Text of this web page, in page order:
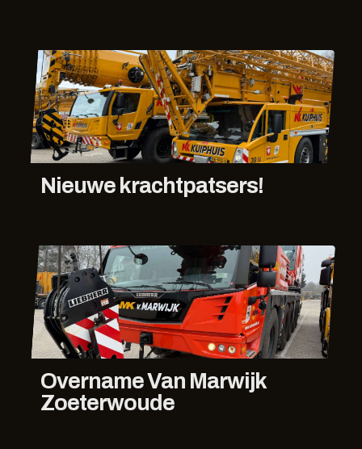
Nieuwe krachtpatsers!
Overname Van Marwijk
Zoeterwoude